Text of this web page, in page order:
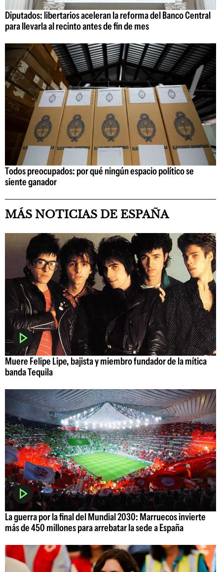
Diputados: libertarios aceleran la reforma del Banco Central
para llevarla al recinto antes de fin de mes
Todos preocupados: por qué ningún espacio político se
siente ganador
MÁS NOTICIAS DE ESPAÑA
Muere Felipe Lipe, bajista y miembro fundador de la mítica
banda Tequila
La guerra por la final del Mundial 2030: Marruecos invierte
más de 450 millones para arrebatar la sede a España